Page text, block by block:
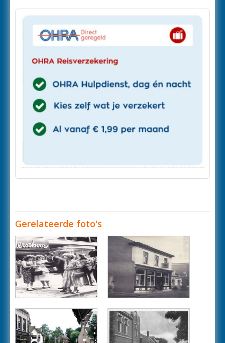
Gerelateerde foto's